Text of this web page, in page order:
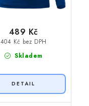
Skladem
404 Kč bez DPH
489 Kč